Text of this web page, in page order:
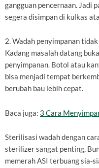
gangguan pencernaan. Jadi
segera disimpan di kulkas
2. Wadah penyimpanan
Kadang masalah datang
penyimpanan. Botol atau
bisa menjadi tempat
berubah bau lebih cepat.
Baca juga: 3 Cara
Sterilisasi wadah dengan
sterilizer sangat penting,
memerah ASI terbuang sia-